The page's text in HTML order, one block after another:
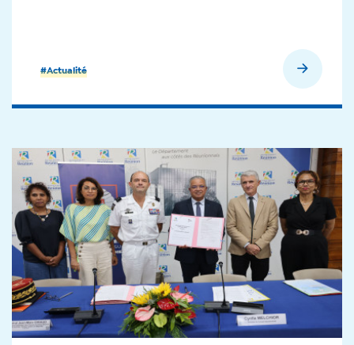
#Actualité